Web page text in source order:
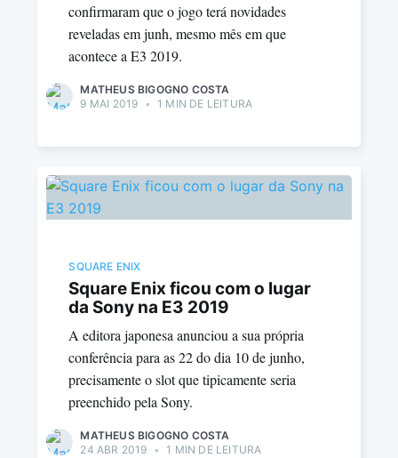
confirmaram que o jogo terá novidades
reveladas em junh, mesmo mês em que
acontece a E3 2019.
MATHEUS BIGOGNO COSTA
9 MAI 2019 • 1 MIN DE LEITURA
SQUARE ENIX
Square Enix ficou com o lugar
da Sony na E3 2019
A editora japonesa anunciou a sua própria
conferência para as 22 do dia 10 de junho,
precisamente o slot que tipicamente seria
preenchido pela Sony.
MATHEUS BIGOGNO COSTA
24 ABR 2019 • 1 MIN DE LEITURA